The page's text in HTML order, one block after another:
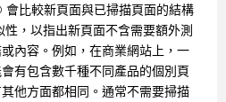
會比較新頁面與已掃描頁面的結構
性，以指出新頁面不含需要額外測
內容。例如，在商業網站上，一
有包含數千種不同產品的個別頁
他方面都相同。通常不需要掃描